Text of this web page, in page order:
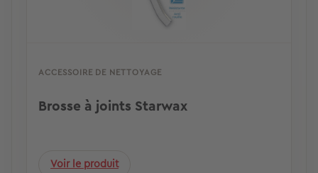
ACCESSOIRE DE NETTOYAGE
Brosse à joints Starwax
Voir le produit